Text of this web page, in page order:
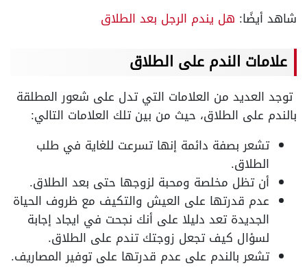
شاهد أيضًا: هل يندم الرجل بعد الطلاق
علامات الندم على الطلاق
توجد العديد من العلامات التي تدل على شعور المطلقة
بالندم على الطلاق، حيث من بين تلك العلامات التالي:
تشعر بصفة دائمة إنها تسرعت للغاية في طلب
الطلاق.
أن تظل مخلصة ومحبة لزوجها حتى بعد الطلاق.
عدم قدرتها على العيش والتكيف مع ظروف الحياة
الجديدة تعد دليلا على أنك نجحت في ايجاد إجابة
لسؤال كيف تجعل زوجتك تندم على الطلاق.
تشعر بالندم على عدم قدرتها على توفير المصاريف.